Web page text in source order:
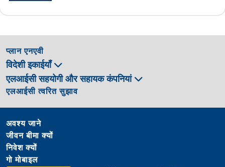
प्लान एनएवी
विदेशी इकाईयाँ
एलआईसी सहयोगी और सहायक कंपनियां
एलआईसी त्वरित सुझाव
अवश्य जाने
जीवन बीमा क्यों
निवेश क्यों
गो मोबाइल